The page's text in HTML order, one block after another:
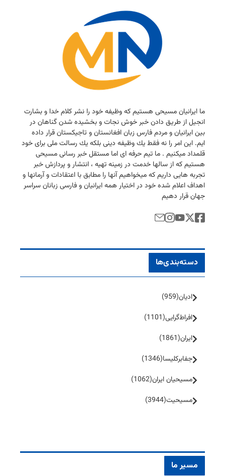
ما ایرانیان مسیحی هستیم كه وظیفه خود را نشر كلام خدا و بشارت
انجیل از طریق دادن خبر خوش نجات و بخشیده شدن گناهان در
بین ایرانیان و مردم فارس زبان افغانستان و تاجیكستان قرار داده
ایم. این امر را نه فقط یك وظیفه دینی بلكه یك رسالت ملی برای خود
قلمداد میكنیم . ما تیم حرفه ای اما مستقل خبر رسانی مسیحی
هستیم كه از سالها خدمت در زمینه تهیه ، انتشار و پردازش خبر
تجربه هایی داریم كه میخواهیم آنها را مطابق با اعتقادات و آرمانها و
اهداف اعلام شده خود در اختیار همه ایرانیان و فارسی زبانان سراسر
جهان قرار دهیم
دسته‌بندی‌ها
ادیان(959)
افراط‌گرایی(1101)
ایران(1861)
جفا‌بر‌کلیسا(1346)
مسیحیان ایران(1062)
مسیحیت(3944)
مسیر ما